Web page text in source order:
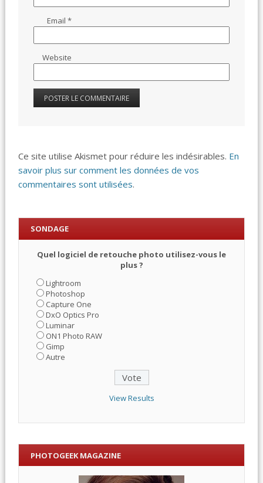
Email*
Website
Ce site utilise Akismet pour réduire les indésirables. En
savoir plus sur comment les données de vos
commentaires sont utilisées.
SONDAGE
Quel logiciel de retouche photo utilisez-vous le
plus ?
Lightroom
Photoshop
Capture One
DxO Optics Pro
Luminar
ON1 Photo RAW
Gimp
Autre
View Results
PHOTOGEEK MAGAZINE